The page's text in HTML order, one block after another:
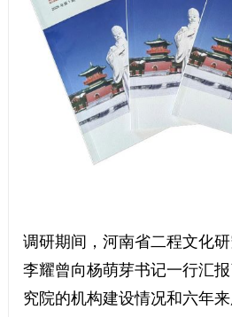
调研期间，河南省二程文化
李耀曾向杨萌芽书记一行汇
究院的机构建设情况和六年